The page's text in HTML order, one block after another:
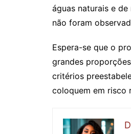
águas naturais e
não foram
Espera-se que o
grandes
critérios
coloquem em risco